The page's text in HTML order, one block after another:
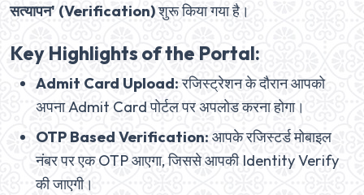
सत्यापन' (Verification)शुरू किया गया है।
Key Highlights of the Portal:
Admit Card Upload:रजिस्ट्रेशन के दौरान आपको
अपना Admit Card पोर्टल पर अपलोड करना होगा।
OTP Based Verification: आपके रजिस्टर्ड मोबाइल
नंबर पर एक OTP आएगा, जिससे आपकी Identity Verify
की जाएगी।